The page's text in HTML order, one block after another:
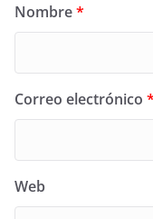
Nombre*
Correo electrónico *
Web